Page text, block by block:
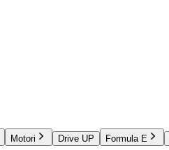
Motori Drive UP Formula E